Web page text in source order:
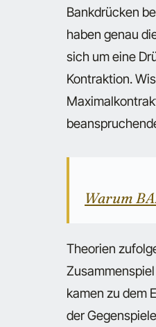
Bankdrücken
haben genau
sich um eine
Kontraktion.
Warum
Theorien
kamen zu dem
der